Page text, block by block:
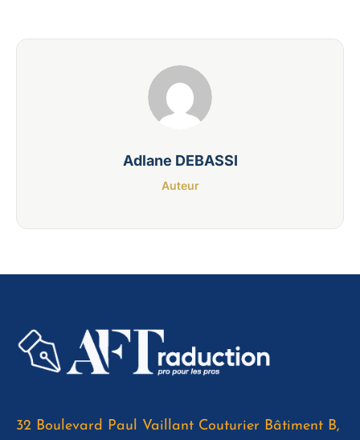
Adlane DEBASSI
Auteur
32 Boulevard Paul Vaillant Couturier Bâtiment B,